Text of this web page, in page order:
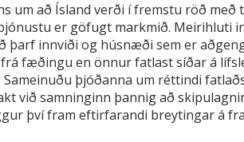
um að Ísland verði í fremstu röð
er göfugt markmið. Meirihluti
þarf innviði og húsnæði sem er
fæðingu en önnur fatlast síðar á
þjóðanna um réttindi
við samninginn þannig að
því fram eftirfarandi breytingar á